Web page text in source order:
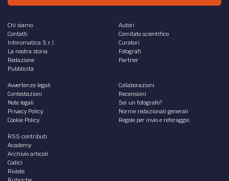
Chi siamo
Contatti
Inforomatica S.r.l.
La nostra storia
Redazione
Pubblicità
Autori
Comitato scientifico
Curatori
Fotografi
Partner
Avvertenze legali
Contestazioni
Note legali
Privacy Policy
Cookie Policy
Collaborazioni
Recensioni
Sei un fotografo?
Norme redazionali generali
Regole per invio e referaggio
RSS contributi
Academy
Archivio articoli
Codici
Riviste